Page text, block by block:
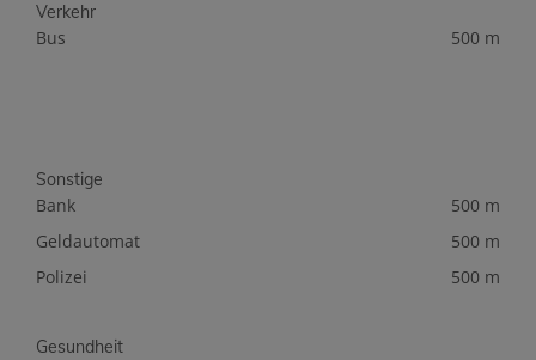
Verkehr
Bus 500 m
Sonstige
Bank
500 m
Geldautomat
500 m
Polizei
500 m
Gesundheit